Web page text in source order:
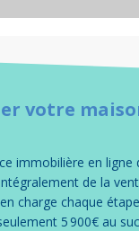
votre
immobilière en ligne
de la
charge chaque
5 900€ au